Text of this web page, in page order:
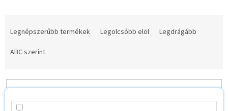
m
e
Legnépszerűbb termékek Legolcsóbb elöl
Legdrágább
ABC szerint